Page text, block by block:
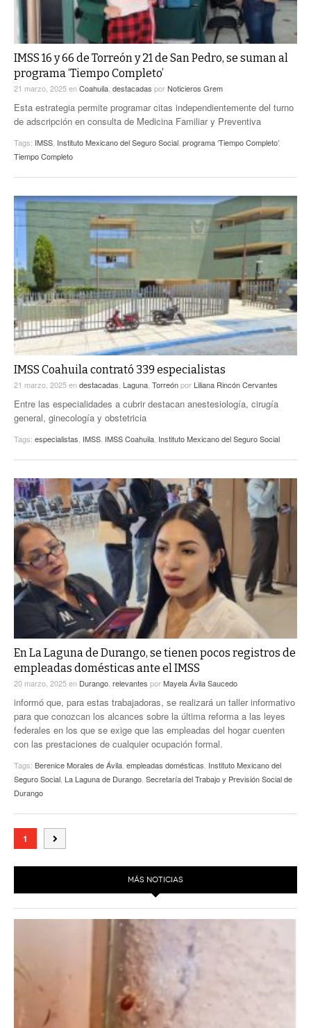
IMSS 16 y 66 de Torreón y 21 de San Pedro, se suman al
programa ‘Tiempo Completo’
21 marzo, 2025enCoahuila destacadas porNoticieros Grem
Esta estrategia permite programar citas independientemente del turno
de adscripción en consulta de Medicina Familiar y Preventiva
Tags: IMSS Instituto Mexicano del Seguro Social programa ‘Tiempo Completo’,
Tiempo Completo
IMSS Coahuila contrató 339 especialistas
21 marzo, 2025endestacadas, Laguna, Torreónpor Liliana Rincón Cervantes
Entre las especialidades a cubrir destacan anestesiología, cirugía
general, ginecología y obstetricia
Tags: especialistas, IMSS, IMSS Coahuila, Instituto Mexicano del Seguro Social
En La Laguna de Durango, se tienen pocos registros de
empleadas domésticas ante el IMSS
20 marzo, 2025en Durango relevantes porMayela Ávila Saucedo
informó que, para estas trabajadoras, se realizará un taller informativo
para que conozcan los alcances sobre la última reforma a las leyes
federales en los que se exige que las empleadas del hogar cuenten
con las prestaciones de cualquier ocupación formal.
Tags: Berenice Morales de Ávila empleadas domésticas Instituto Mexicano del
Seguro Social La Laguna de Durango Secretaría del Trabajo y Previsión Social de
Durango
1
MÁS NOTICIAS